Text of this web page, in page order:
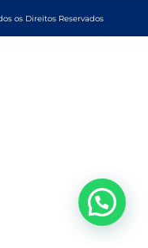
os Direitos Reservados